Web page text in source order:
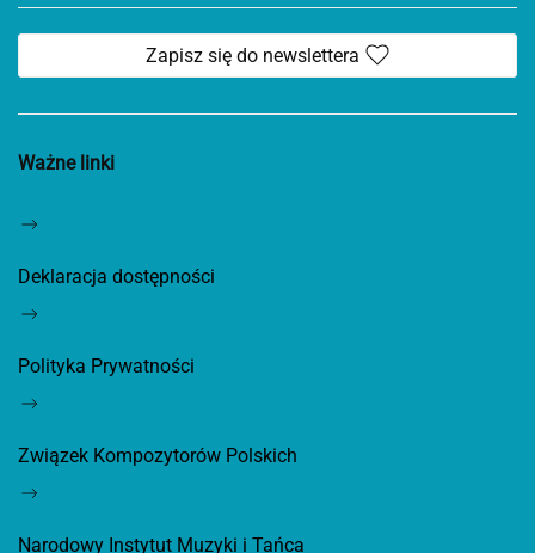
Zapisz się do newslettera
Ważne linki
Deklaracja dostępności
Polityka Prywatności
Związek Kompozytorów Polskich
Narodowy Instytut Muzyki i Tańca